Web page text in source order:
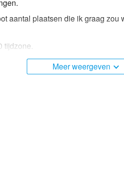
aantal plaatsen die ik graag
tijdzone.
Meer weergeven